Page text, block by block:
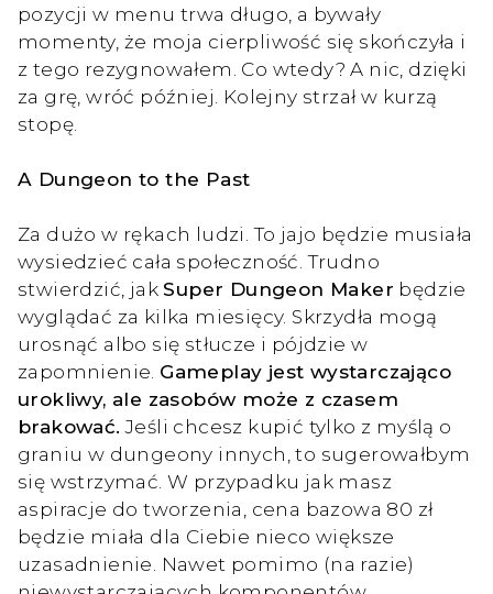
pozycji w menu trwa długo, a bywały
momenty, że moja cierpliwość się skończyła i
z tego rezygnowałem. Co wtedy? A nic, dzięki
za grę, wróć później. Kolejny strzał w kurzą
stopę.
A Dungeon to the Past
Za dużo w rękach ludzi. To jajo będzie musiała
wysiedzieć cała społeczność. Trudno
stwierdzić, jakSuper Dungeon Maker będzie
wyglądać za kilka miesięcy. Skrzydła mogą
urosnąć albo się stłucze i pójdzie w
zapomnienie. Gameplay jest wystarczająco
urokliwy, ale zasobów może z czasem
brakować. Jeśli chcesz kupić tylko z myślą o
graniu w dungeony innych, to sugerowałbym
się wstrzymać. W przypadku jak masz
aspiracje do tworzenia, cena bazowa 80 zł
będzie miała dla Ciebie nieco większe
uzasadnienie. Nawet pomimo (na razie)